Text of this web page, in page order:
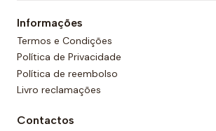
Informações
Termos e Condições
Política de Privacidade
Política de reembolso
Livro reclamações
Contactos